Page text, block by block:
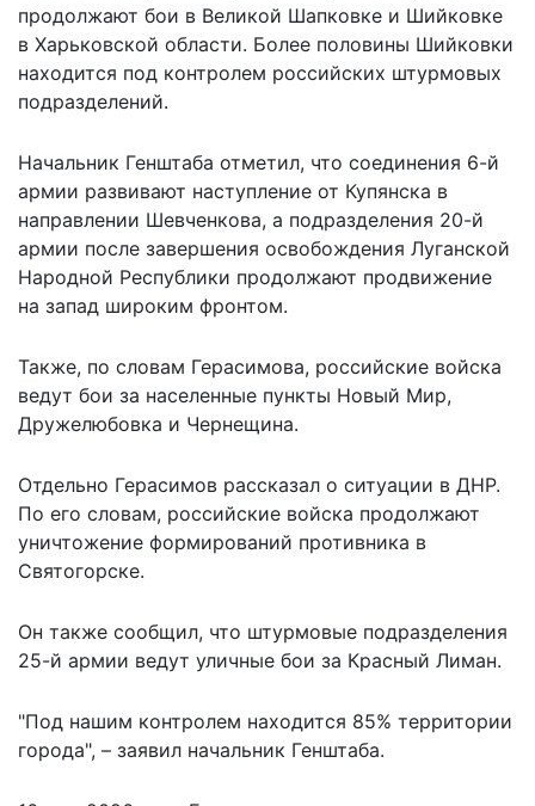
продолжают бои в Великой Шапковке и Шийковке
в Харьковской области. Более половины Шийковки
находится под контролем российских штурмовых
подразделений.
Начальник Генштаба отметил, что соединения 6-й
армии развивают наступление от Купянска в
направлении Шевченкова, а подразделения 20-й
армии после завершения освобождения Луганской
Народной Республики продолжают продвижение
на запад широким фронтом.
Также, по словам Герасимова, российские войска
ведут бои за населенные пункты Новый Мир,
Дружелюбовка и Чернещина.
Отдельно Герасимов рассказал о ситуации в ДНР.
По его словам, российские войска продолжают
уничтожение формирований противника в
Святогорске.
Он также сообщил, что штурмовые подразделения
25-й армии ведут уличные бои за Красный Лиман.
"Под нашим контролем находится 85% территории
города", – заявил начальник Генштаба.